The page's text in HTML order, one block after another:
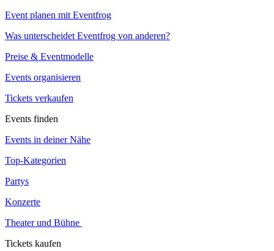
Event planen mit Eventfrog
Was unterscheidet Eventfrog von anderen?
Preise & Eventmodelle
Events organisieren
Tickets verkaufen
Events finden
Events in deiner Nähe
Top-Kategorien
Partys
Konzerte
Theater und Bühne
Tickets kaufen